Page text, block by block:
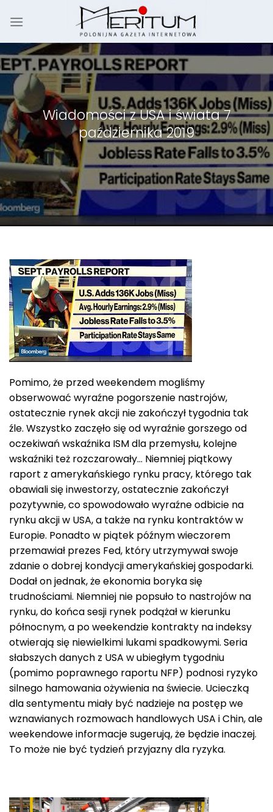
Wiadomości z USA i świata 7
października 2019
Pomimo, że przed weekendem mogliśmy
obserwować wyraźne pogorszenie nastrojów,
ostatecznie rynek akcji nie zakończył tygodnia tak
źle. Wszystko zaczęło się od wyraźnie gorszego od
oczekiwań wskaźnika ISM dla przemysłu, kolejne
wskaźniki też rozczarowały… Niemniej piątkowy
raport z amerykańskiego rynku pracy, którego tak
obawiali się inwestorzy, ostatecznie zakończył
pozytywnie, co spowodowało wyraźne odbicie na
rynku akcji w USA, a także na rynku kontraktów w
Europie. Ponadto w piątek późnym wieczorem
przemawiał prezes Fed, który utrzymywał swoje
zdanie o dobrej kondycji amerykańskiej gospodarki.
Dodał on jednak, że ekonomia boryka się
trudnościami. Niemniej nie popsuło to nastrojów na
rynku, do końca sesji rynek podążał w kierunku
północnym, a po weekendzie kontrakty na indeksy
otwierają się niewielkimi lukami spadkowymi. Seria
słabszych danych z USA w ubiegłym tygodniu
(pomimo poprawnego raportu NFP) podnosi ryzyko
silnego hamowania ożywienia na świecie. Ucieczką
dla sentymentu miały być nadzieje na postęp we
wznawianych rozmowach handlowych USA i Chin, ale
weekendowe informacje sugerują, że będzie inaczej.
To może nie być tydzień przyjazny dla ryzyka.